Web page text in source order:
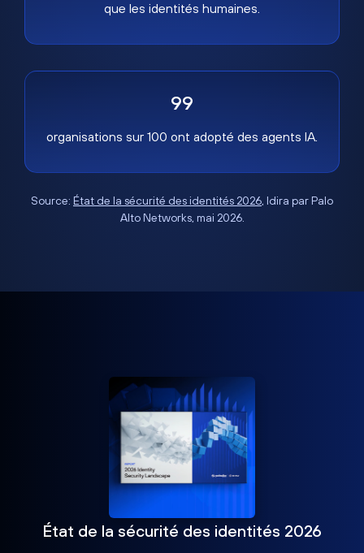
que les identités humaines.
99
organisations sur 100 ont adopté des agents IA.
Source: État de la sécurité des identités 2026, Idira par Palo
Alto Networks, mai 2026.
État de la sécurité des identités 2026